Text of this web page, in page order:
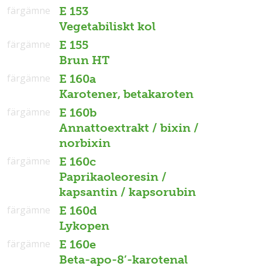
E 153
Vegetabiliskt kol
färgämne
E 155
Brun HT
färgämne
E 160a
Karotener, betakaroten
färgämne
E 160b
Annattoextrakt / bixin /
norbixin
färgämne
E 160c
Paprikaoleoresin /
kapsantin / kapsorubin
färgämne
E 160d
Lykopen
färgämne
E 160e
Beta-apo-8’-karotenal
färgämne